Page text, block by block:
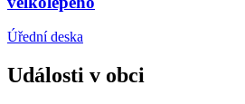
Úřední deska
Události v obci